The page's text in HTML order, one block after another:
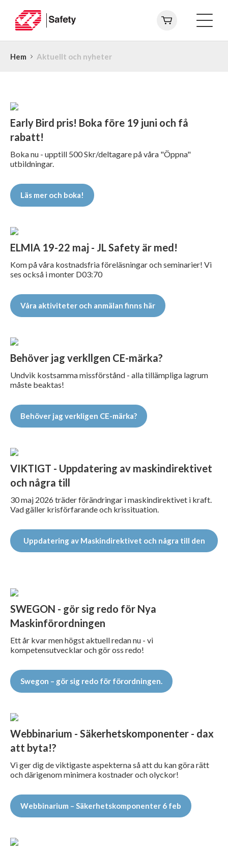
Hem Aktuellt och nyheter
Early Bird pris! Boka före 19 juni och få
rabatt!
Boka nu - upptill 500 Skr/deltagare på våra "Öppna"
utbildningar.
Läs mer och boka!
ELMIA 19-22 maj - JL Safety är med!
Kom på våra kostnadsfria föreläsningar och seminarier! Vi
ses också i monter D03:70
Våra aktiviteter och anmälan finns här
Behöver jag verkllgen CE-märka?
Undvik kostsamma missförstånd - alla tillämpliga lagrum
måste beaktas!
Behöver jag verkligen CE-märka?
VIKTIGT - Uppdatering av maskindirektivet
och några till
30 maj 2026 träder förändringar i maskindirektivet i kraft.
Vad gäller krisförfarande och krissituation.
Uppdatering av Maskindirektivet och några till den
SWEGON - gör sig redo för Nya
Maskinförordningen
Ett år kvar men högst aktuell redan nu - vi
kompetensutvecklar och gör oss redo!
Swegon – gör sig redo för förordningen.
Webbinarium - Säkerhetskomponenter - dax
att byta!?
Vi ger dig de viktigaste aspekterna så att du kan göra rätt
och därigenom minimera kostnader och olyckor!
Webbinarium – Säkerhetskomponenter 6 feb